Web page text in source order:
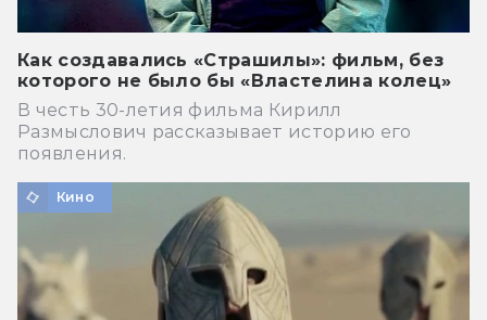
Как создавались «Страшилы»: фильм, без
которого не было бы «Властелина колец»
В честь 30-летия фильма Кирилл
Размыслович рассказывает историю его
появления.
Кино